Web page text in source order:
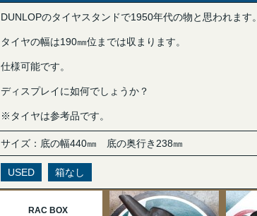
DUNLOPのタイヤスタンドで1950年代の物と思われます。
タイヤの幅は190㎜位までは収まります。
仕様可能です。
ディスプレイに如何でしょうか？
※タイヤは参考品です。
サイズ：底の幅440㎜ 底の奥行き238㎜
USED 箱なし
RAC BOX